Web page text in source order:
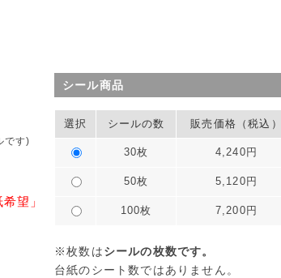
です)
望」
シール商品
選択 シールの数 販売価格（税込）
30枚 4,240円
50枚 5,120円
100枚 7,200円
※枚数はシールの枚数です。
台紙のシート数ではありません。